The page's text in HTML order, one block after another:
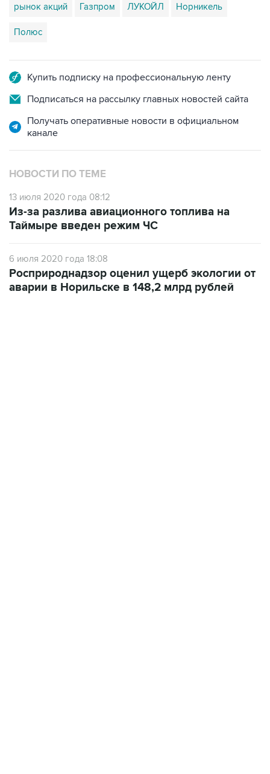
рынок акций Газпром ЛУКОЙЛ Норникель
Полюс
Купить подписку на профессиональную ленту
Подписаться на рассылку главных новостей сайта
Получать оперативные новости в официальном
канале
НОВОСТИ ПО ТЕМЕ
13 июля 2020 года 08:12
Из-за разлива авиационного топлива на
Таймыре введен режим ЧС
6 июля 2020 года 18:08
Росприроднадзор оценил ущерб экологии от
аварии в Норильске в 148,2 млрд рублей